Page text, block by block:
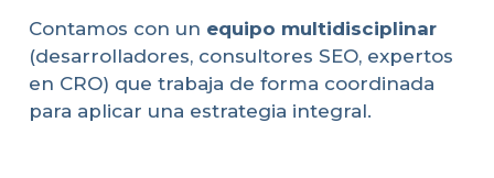
Contamos con un equipo multidisciplinar
(desarrolladores, consultores SEO, expertos
en CRO) que trabaja de forma coordinada
para aplicar una estrategia integral.